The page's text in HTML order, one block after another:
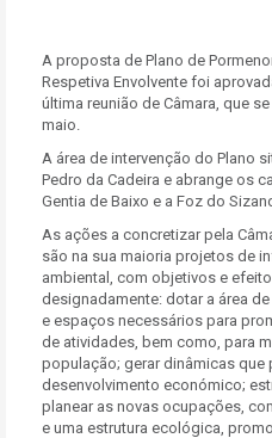
A proposta de Plano de
Respetiva Envolvente foi
última reunião de Câmara, que
maio.
A área de intervenção do Plano
Pedro da Cadeira e abrange os
Gentia de Baixo e a Foz do
As ações a concretizar pela
são na sua maioria projetos de
ambiental, com objetivos e
designadamente: dotar a área
e espaços necessários para
de atividades, bem como, para
população; gerar dinâmicas
desenvolvimento económico;
planear as novas ocupações,
e uma estrutura ecológica,